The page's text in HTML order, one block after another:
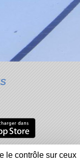
cookies
inapproprié
le contrôle sur ceux